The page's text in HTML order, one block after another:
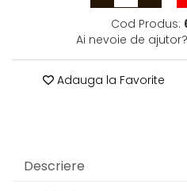
Cod Produs:
Ai nevoie de ajutor?
Adauga la Favorite
Descriere